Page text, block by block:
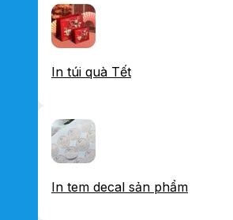
In túi quà Tết
In tem decal sản phẩm